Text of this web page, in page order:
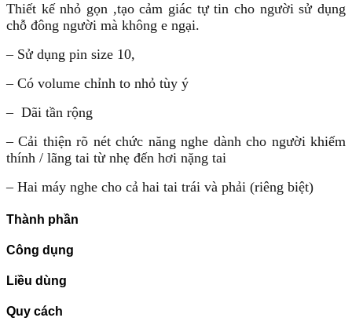
Thiết kế nhỏ gọn ,tạo cảm giác tự tin cho người sử dụng
chỗ đông người mà không e ngại.
– Sử dụng pin size 10,
– Có volume chỉnh to nhỏ tùy ý
– Dãi tần rộng
– Cải thiện rõ nét chức năng nghe dành cho người khiếm
thính / lãng tai từ nhẹ đến hơi nặng tai
– Hai máy nghe cho cả hai tai trái và phải (riêng biệt)
Thành phần
Công dụng
Liều dùng
Quy cách